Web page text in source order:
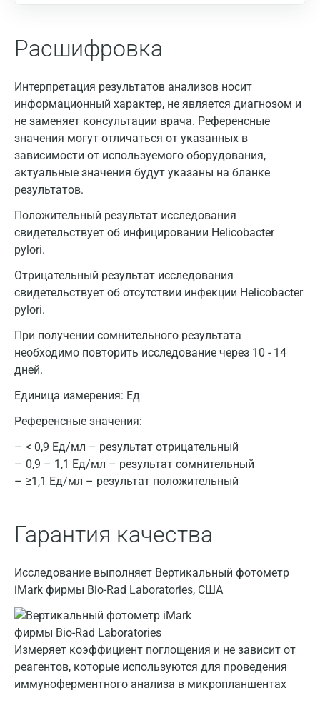
Расшифровка
Интерпретация результатов анализов носит
информационный характер, не является диагнозом и
не заменяет консультации врача. Референсные
значения могут отличаться от указанных в
зависимости от используемого оборудования,
актуальные значения будут указаны на бланке
результатов.
Положительный результат исследования
свидетельствует об инфицировании Helicobacter
pylori.
Отрицательный результат исследования
свидетельствует об отсутствии инфекции Helicobacter
pylori.
При получении сомнительного результата
необходимо повторить исследование через 10 - 14
дней.
Единица измерения: Ед
Референсные значения:
< 0,9 Ед/мл – результат отрицательный
0,9 – 1,1 Ед/мл – результат сомнительный
≥1,1 Ед/мл – результат положительный
Гарантия качества
Исследование выполняет Вертикальный фотометр
iMark фирмы Bio-Rad Laboratories, США
Измеряет коэффициент поглощения и не зависит от
реагентов, которые используются для проведения
иммуноферментного анализа в микропланшентах
Москва
Санкт-Петербург
Нижний Новгород
Казань
Альметьевск
Армавир
Астрахань
Балашиха
Барнаул
Видное
Владимир
Воронеж
Всеволожск
Гатчина
Геленджик
Голубое